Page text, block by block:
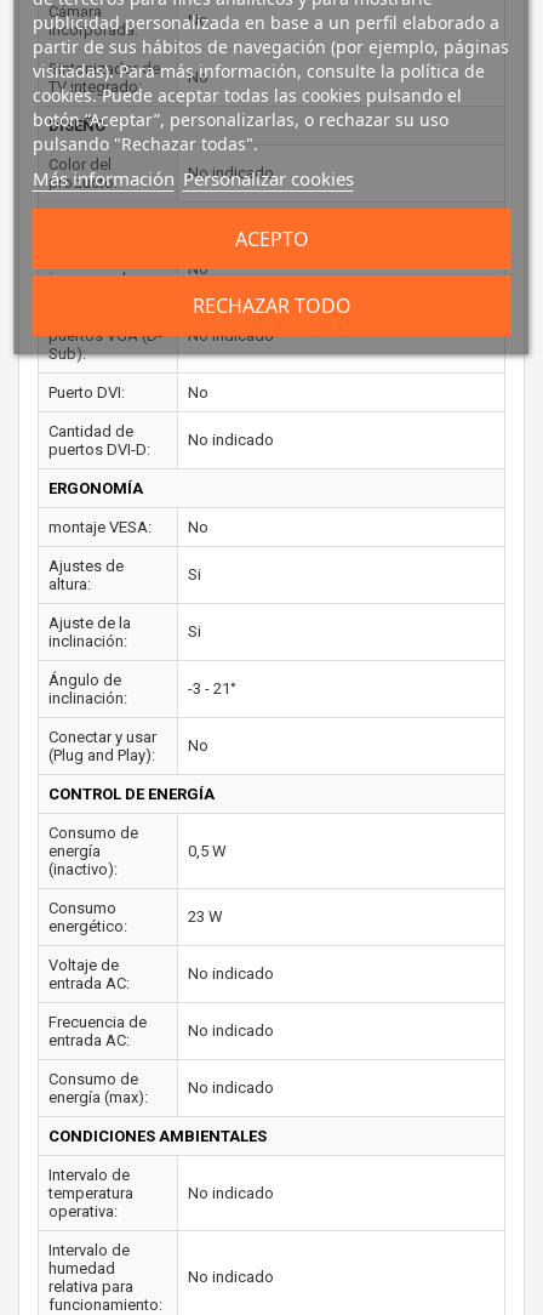
Cámara
incorporada:
No
Sintonizador de
TV integrado:
No
DISEÑO
Color del
producto:
No indicado
incorporado:
No
puertos VGA (D-
Sub):
No indicado
Puerto DVI: No
Cantidad de
puertos DVI-D:
No indicado
ERGONOMÍA
montaje VESA: No
Ajustes de
altura:
Si
Ajuste de la
inclinación:
Si
Ángulo de
inclinación:
-3 - 21°
Conectar y usar
(Plug and Play):
No
CONTROL DE ENERGÍA
Consumo de
energía
(inactivo):
0,5 W
Consumo
energético:
23 W
Voltaje de
entrada AC:
No indicado
Frecuencia de
entrada AC:
No indicado
Consumo de
energía (max):
No indicado
CONDICIONES AMBIENTALES
Intervalo de
temperatura
operativa:
No indicado
Intervalo de
humedad
relativa para
funcionamiento:
No indicado
publicidad personalizada en base a un perfil elaborado a
partir de sus hábitos de navegación (por ejemplo, páginas
visitadas). Para más información, consulte la política de
cookies. Puede aceptar todas las cookies pulsando el
botón “Aceptar”, personalizarlas, o rechazar su uso
pulsando "Rechazar todas".
Más información Personalizar cookies
RECHAZAR TODO
ACEPTO